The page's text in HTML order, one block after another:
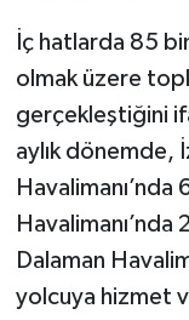
İç hatlarda 85
olmak üzere
gerçekleştiğini
aylık dönemde,
Dalaman
yolcuya hizmet